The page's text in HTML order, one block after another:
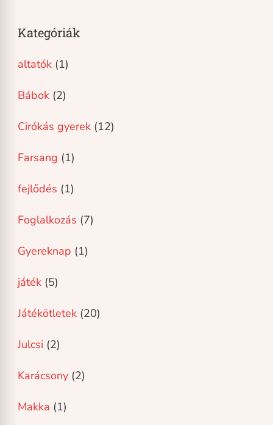
Kategóriák
altatók (1)
Bábok (2)
Cirókás gyerek (12)
Farsang (1)
fejlődés (1)
Foglalkozás (7)
Gyereknap (1)
játék (5)
Játékötletek (20)
Julcsi (2)
Karácsony (2)
Makka (1)